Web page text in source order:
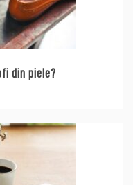
din piele?